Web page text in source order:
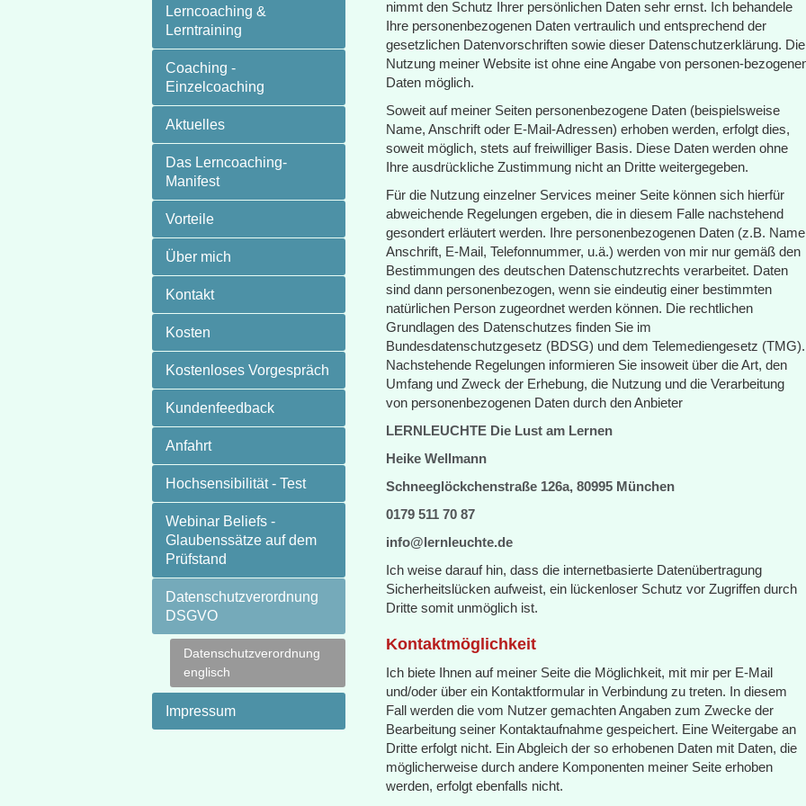
Lerncoaching &
Lerntraining
Coaching -
Einzelcoaching
Aktuelles
Das Lerncoaching-
Manifest
Vorteile
Über mich
Kontakt
Kosten
Kostenloses Vorgespräch
Kundenfeedback
Anfahrt
Hochsensibilität - Test
Webinar Beliefs -
Glaubenssätze auf dem
Prüfstand
Datenschutzverordnung
DSGVO
Datenschutzverordnung
englisch
Impressum
nimmt den Schutz Ihrer persönlichen Daten sehr ernst. Ich behandele
Ihre personenbezogenen Daten vertraulich und entsprechend der
gesetzlichen Datenvorschriften sowie dieser Datenschutzerklärung. Die
Nutzung meiner Website ist ohne eine Angabe von personen-
Daten möglich.
Soweit auf meiner Seiten personenbezogene Daten (beispielsweise
Name, Anschrift oder E-Mail-Adressen) erhoben werden, erfolgt dies,
soweit möglich, stets auf freiwilliger Basis. Diese Daten werden ohne
Ihre ausdrückliche Zustimmung nicht an Dritte weitergegeben.
Für die Nutzung einzelner Services meiner Seite können sich hierfür
abweichende Regelungen ergeben, die in diesem Falle nachstehend
gesondert erläutert werden. Ihre personenbezogenen Daten (z.B.
Anschrift, E-Mail, Telefonnummer, u.ä.) werden von mir nur gemäß den
Bestimmungen des deutschen Datenschutzrechts verarbeitet. Daten
sind dann personenbezogen, wenn sie eindeutig einer bestimmten
natürlichen Person zugeordnet werden können. Die rechtlichen
Grundlagen des Datenschutzes finden Sie im
Bundesdatenschutzgesetz (BDSG) und dem Telemediengesetz (TMG).
Nachstehende Regelungen informieren Sie insoweit über die Art, den
Umfang und Zweck der Erhebung, die Nutzung und die Verarbeitung
von personenbezogenen Daten durch den Anbieter
LERNLEUCHTE Die Lust am Lernen
Heike Wellmann
Schneeglöckchenstraße 126a, 80995 München
0179 511 70 87
info@lernleuchte.de
Ich weise darauf hin, dass die internetbasierte Datenübertragung
Sicherheitslücken aufweist, ein lückenloser Schutz vor Zugriffen durch
Dritte somit unmöglich ist.
Kontaktmöglichkeit
Ich biete Ihnen auf meiner Seite die Möglichkeit, mit mir per E-Mail
und/oder über ein Kontaktformular in Verbindung zu treten. In diesem
Fall werden die vom Nutzer gemachten Angaben zum Zwecke der
Bearbeitung seiner Kontaktaufnahme gespeichert. Eine Weitergabe an
Dritte erfolgt nicht. Ein Abgleich der so erhobenen Daten mit Daten, die
möglicherweise durch andere Komponenten meiner Seite erhoben
werden, erfolgt ebenfalls nicht.